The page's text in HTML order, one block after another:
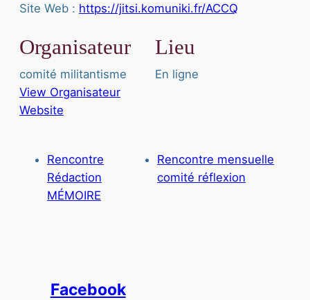
Site Web : https://jitsi.komuniki.fr/ACCQ
Lieu
En ligne
Organisateur
comité militantisme
View Organisateur
Website
Rencontre
Rédaction
MÉMOIRE
Rencontre mensuelle
comité réflexion
Facebook